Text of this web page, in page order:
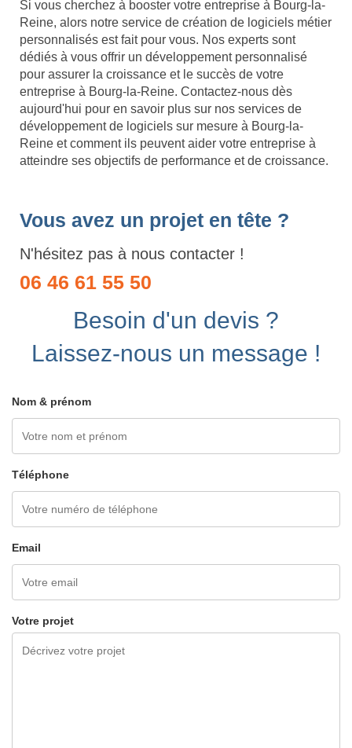
Si vous cherchez à booster votre entreprise à Bourg-la-
Reine, alors notre service de création de logiciels métier
personnalisés est fait pour vous. Nos experts sont
dédiés à vous offrir un développement personnalisé
pour assurer la croissance et le succès de votre
entreprise à Bourg-la-Reine. Contactez-nous dès
aujourd'hui pour en savoir plus sur nos services de
développement de logiciels sur mesure à Bourg-la-
Reine et comment ils peuvent aider votre entreprise à
atteindre ses objectifs de performance et de croissance.
Vous avez un projet en tête ?
N'hésitez pas à nous contacter !
06 46 61 55 50
Besoin d'un devis ?
Laissez-nous un message !
Nom & prénom
Téléphone
Email
Votre projet